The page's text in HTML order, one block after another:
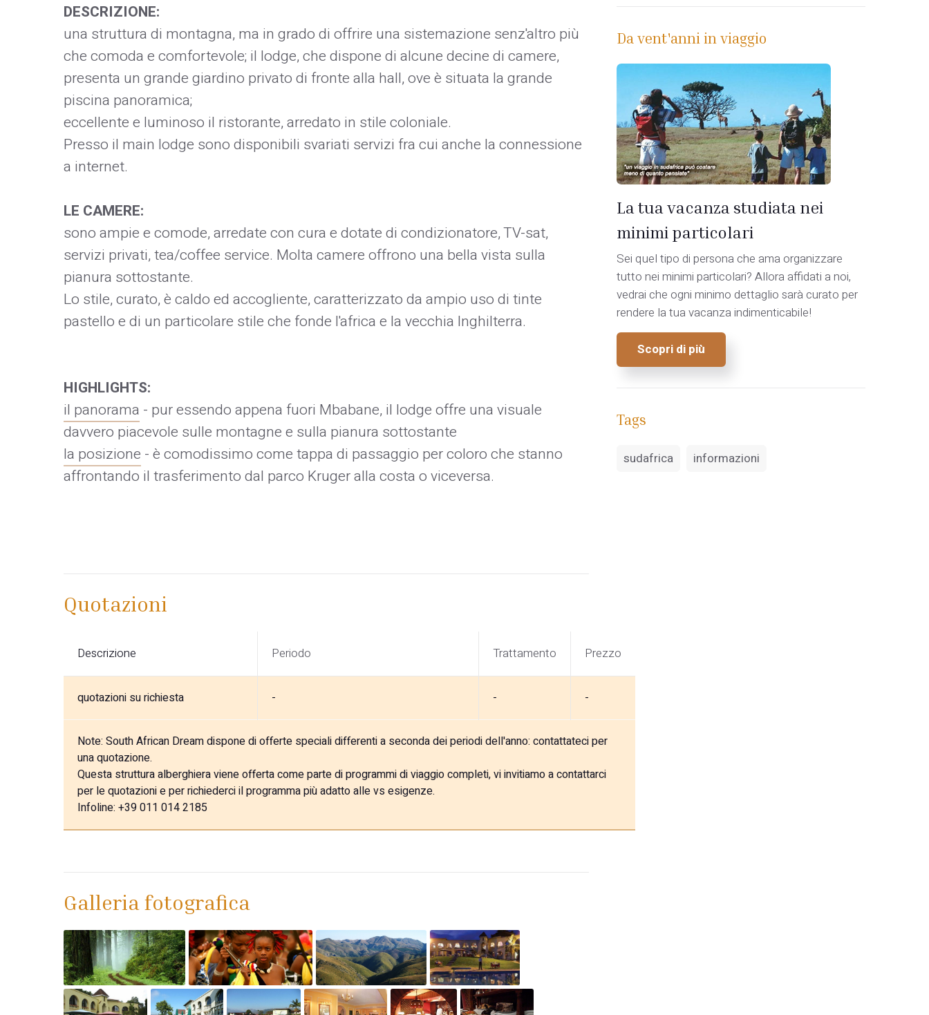
DESCRIZIONE:
una struttura di montagna, ma in grado di offrire una sistemazione senz'altro più
che comoda e comfortevole; il lodge, che dispone di alcune decine di camere,
presenta un grande giardino privato di fronte alla hall, ove è situata la grande
piscina panoramica;
eccellente e luminoso il ristorante, arredato in stile coloniale.
Presso il main lodge sono disponibili svariati servizi fra cui anche la connessione
a internet.
LE CAMERE:
sono ampie e comode, arredate con cura e dotate di condizionatore, TV-sat,
servizi privati, tea/coffee service. Molta camere offrono una bella vista sulla
pianura sottostante.
Lo stile, curato, è caldo ed accogliente, caratterizzato da ampio uso di tinte
pastello e di un particolare stile che fonde l'africa e la vecchia Inghilterra.
HIGHLIGHTS:
il panorama - pur essendo appena fuori Mbabane, il lodge offre una visuale
davvero piacevole sulle montagne e sulla pianura sottostante
la posizione - è comodissimo come tappa di passaggio per coloro che stanno
affrontando il trasferimento dal parco Kruger alla costa o viceversa.
Quotazioni
Descrizione Periodo Trattamento Prezzo
quotazioni su richiesta - - -
Note: South African Dream dispone di offerte speciali differenti a seconda dei periodi dell'anno: contattateci per
una quotazione.
Questa struttura alberghiera viene offerta come parte di programmi di viaggio completi, vi invitiamo a contattarci
per le quotazioni e per richiederci il programma più adatto alle vs esigenze.
Infoline: +39 011 014 2185
Galleria fotografica
Da vent'anni in viaggio
La tua vacanza studiata nei
minimi particolari
Sei quel tipo di persona che ama organizzare
tutto nei minimi particolari? Allora affidati a noi,
vedrai che ogni minimo dettaglio sarà curato per
rendere la tua vacanza indimenticabile!
Scopri di più
Tags
sudafrica informazioni